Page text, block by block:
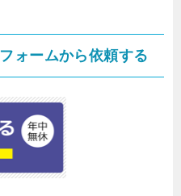
ォームから依頼する